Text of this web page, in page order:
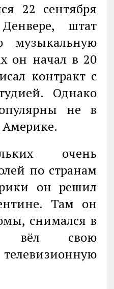
22 сентября
штат
музыкальную
он начал в 20
контракт с
Однако
не в
очень
по странам
он решил
Там он
снимался в
вёл свою